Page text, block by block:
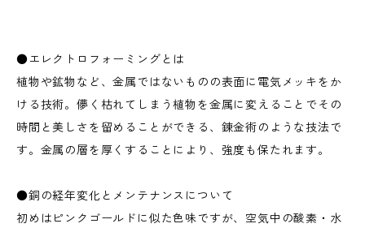
●エレクトロフォーミングとは
植物や鉱物など、金属ではないものの表面に電気メッキをか
ける技術。儚く枯れてしまう植物を金属に変えることでその
時間と美しさを留めることができる、錬金術のような技法で
す。金属の層を厚くすることにより、強度も保たれます。
●銅の経年変化とメンテナンスについて
初めはピンクゴールドに似た色味ですが、空気中の酸素・水